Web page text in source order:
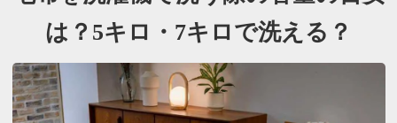
は？ 5キロ・7キロで洗える？